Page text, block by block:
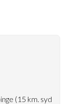
(15 km. syd